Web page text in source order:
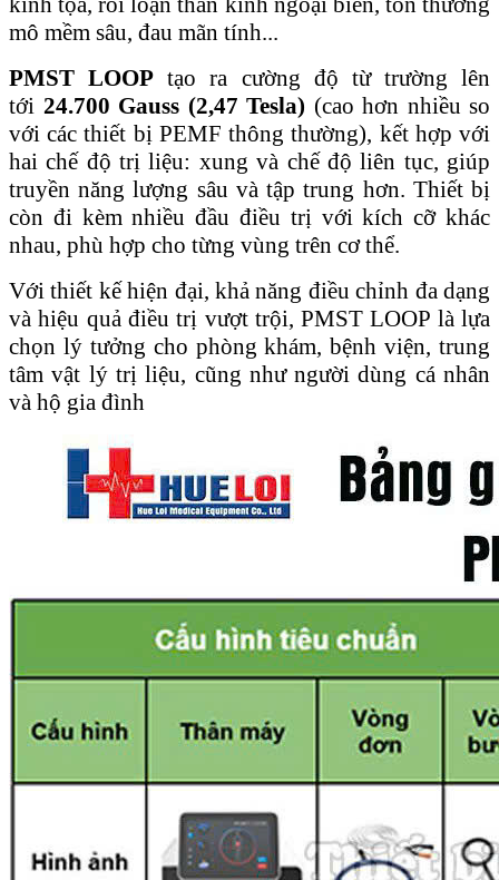
mô mềm sâu, đau mãn tính...
PMST LOOP tạo ra cường độ từ trường lên
tới 24.700 Gauss (2,47 Tesla) (cao hơn nhiều so
với các thiết bị PEMF thông thường), kết hợp với
hai chế độ trị liệu: xung và chế độ liên tục, giúp
truyền năng lượng sâu và tập trung hơn. Thiết bị
còn đi kèm nhiều đầu điều trị với kích cỡ khác
nhau, phù hợp cho từng vùng trên cơ thể.
Với thiết kế hiện đại, khả năng điều chỉnh đa dạng
và hiệu quả điều trị vượt trội, PMST LOOP là lựa
chọn lý tưởng cho phòng khám, bệnh viện, trung
tâm vật lý trị liệu, cũng như người dùng cá nhân
và hộ gia đình